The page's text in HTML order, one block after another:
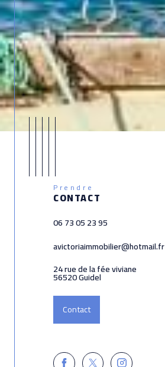
Prendre
CONTACT
06 73 05 23 95
avictoriaimmobilier@hotmail.fr
24 rue de la fée viviane
56520 Guidel
Contact